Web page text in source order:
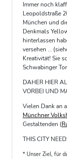
Immer noch
Leopoldstraße
München und
Denkmals
hinterlassen
versehen …
Kreativität! Sie
Schwabinger
DAHER HIER
VORBEI UND
Vielen Dank an
Münchner
Gestaltenden (
THIS CITY
* Unser Ziel, für